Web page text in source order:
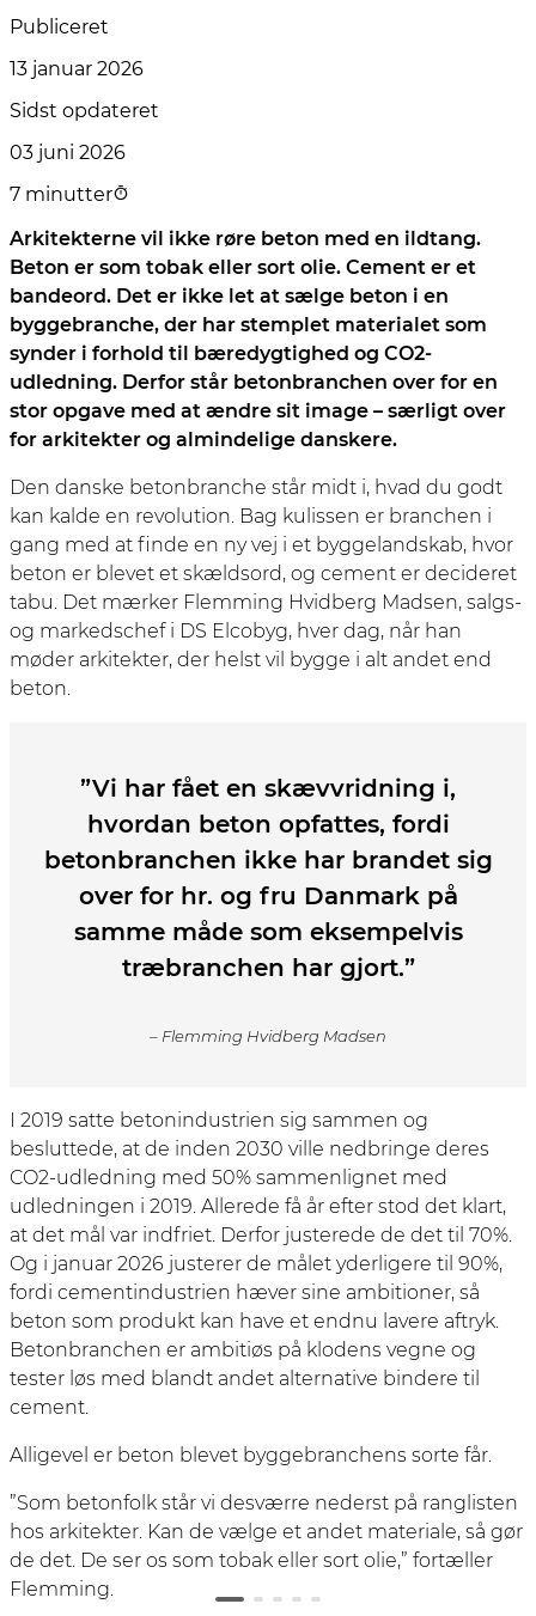
Publiceret
13 januar 2026
Sidst opdateret
03 juni 2026
7 minutter
Arkitekterne vil ikke røre beton med en ildtang.
Beton er som tobak eller sort olie. Cement er et
bandeord. Det er ikke let at sælge beton i en
byggebranche, der har stemplet materialet som
synder i forhold til bæredygtighed og CO2-
udledning. Derfor står betonbranchen over for en
stor opgave med at ændre sit image – særligt over
for arkitekter og almindelige danskere.
Den danske betonbranche står midt i, hvad du godt
kan kalde en revolution. Bag kulissen er branchen i
gang med at finde en ny vej i et byggelandskab, hvor
beton er blevet et skældsord, og cement er decideret
tabu. Det mærker Flemming Hvidberg Madsen, salgs-
og markedschef i DS Elcobyg, hver dag, når han
møder arkitekter, der helst vil bygge i alt andet end
beton.
”Vi har fået en skævvridning i,
hvordan beton opfattes, fordi
betonbranchen ikke har brandet sig
over for hr. og fru Danmark på
samme måde som eksempelvis
træbranchen har gjort.”
– Flemming Hvidberg Madsen
I 2019 satte betonindustrien sig sammen og
besluttede, at de inden 2030 ville nedbringe deres
CO2-udledning med 50% sammenlignet med
udledningen i 2019. Allerede få år efter stod det klart,
at det mål var indfriet. Derfor justerede de det til 70%.
Og i januar 2026 justerer de målet yderligere til 90%,
fordi cementindustrien hæver sine ambitioner, så
beton som produkt kan have et endnu lavere aftryk.
Betonbranchen er ambitiøs på klodens vegne og
tester løs med blandt andet alternative bindere til
cement.
Alligevel er beton blevet byggebranchens sorte får.
”Som betonfolk står vi desværre nederst på ranglisten
hos arkitekter. Kan de vælge et andet materiale, så gør
de det. De ser os som tobak eller sort olie,” fortæller
Flemming.